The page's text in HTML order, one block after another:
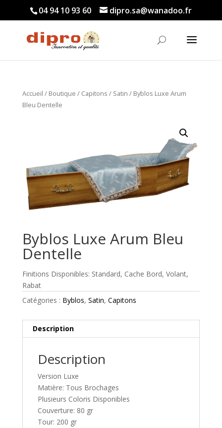
04 94 10 93 60 dipro.sa@wanadoo.fr
Accueil / Boutique / Capitons / Satin / Byblos Luxe Arum
Bleu Dentelle
Byblos Luxe Arum Bleu
Dentelle
Finitions Disponibles: Standard, Cache Bord, Volant,
Rabat
Catégories : Byblos, Satin, Capitons
Description
Description
Version Luxe
Matière: Tous Brochages
Plusieurs Coloris Disponibles
Couverture: 80 gr
Tour: 200 gr